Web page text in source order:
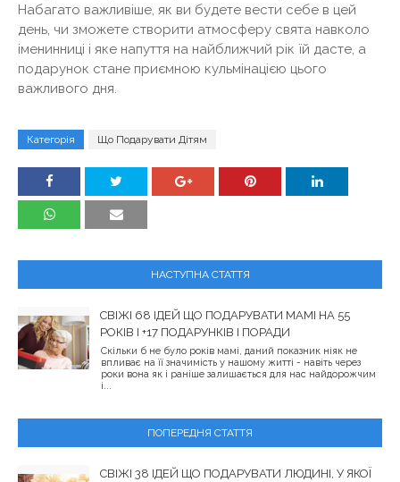
Набагато важливіше, як ви будете вести себе в цей
день, чи зможете створити атмосферу свята навколо
іменинниці і яке напуття на найближчий рік їй дасте, а
подарунок стане приємною кульмінацією цього
важливого дня.
Категорія Що Подарувати Дітям
НАСТУПНА СТАТТЯ
СВІЖІ 68 ІДЕЙ ЩО ПОДАРУВАТИ МАМІ НА 55
РОКІВ І +17 ПОДАРУНКІВ І ПОРАДИ
Скільки б не було років мамі, даний показник ніяк не
впливає на її значимість у нашому житті - навіть через
роки вона як і раніше залишається для нас найдорожчим
і...
ПОПЕРЕДНЯ СТАТТЯ
СВІЖІ 38 ІДЕЙ ЩО ПОДАРУВАТИ ЛЮДИНІ, У ЯКОЇ